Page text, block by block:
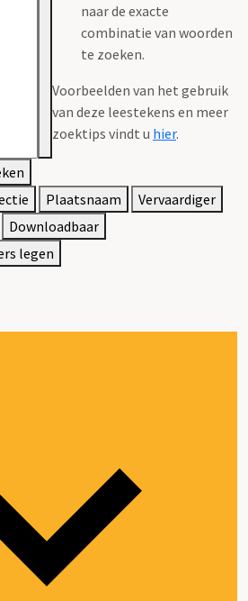
naar de exacte
combinatie van woorden
te zoeken.
Voorbeelden van het gebruik
van deze leestekens en meer
zoektips vindt u hier.
Plaatsnaam
Vervaardiger
Downloadbaar
legen